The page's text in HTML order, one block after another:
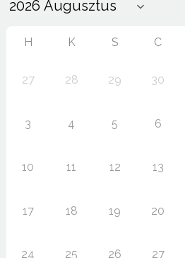
H K S C
27 28 29 30
3 4 5 6
10 11 12 13
17 18 19 20
24 25 26 27